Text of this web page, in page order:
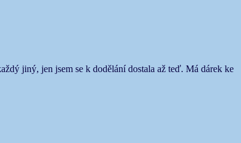
jiný, jen jsem se k dodělání dostala až teď. Má dárek ke